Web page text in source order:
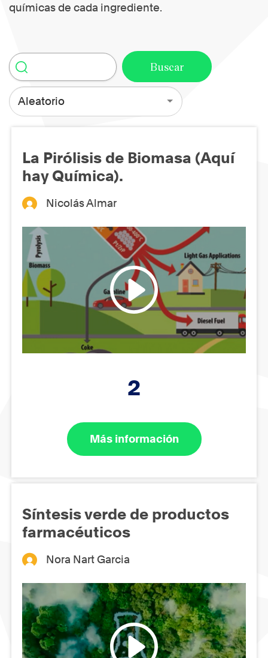
químicas de cada ingrediente.
Aleatorio
La Pirólisis de Biomasa (Aquí
hay Química).
Nicolás Almar
2
Más información
Síntesis verde de productos
farmacéuticos
Nora Nart Garcia